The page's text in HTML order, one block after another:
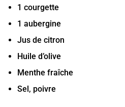
1 courgette
1 aubergine
Jus de citron
Huile d’olive
Menthe fraîche
Sel, poivre